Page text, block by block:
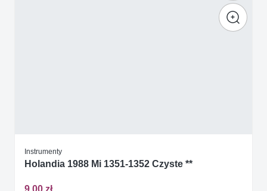
Instrumenty
Holandia 1988 Mi 1351-1352 Czyste **
9,00 zł